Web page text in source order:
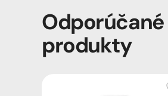
Odporúčané
produkty